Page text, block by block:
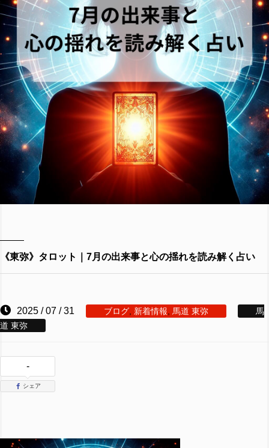
《東弥》タロット｜7月の出来事と心の揺れを読み解く占い
2025 / 07 / 31 ブログ 新着情報 馬道 東弥
馬
道 東弥
-
シェア